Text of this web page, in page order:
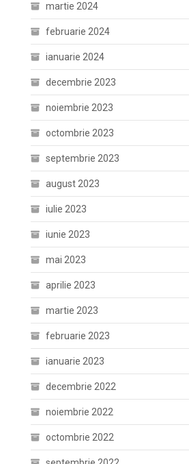
martie 2024
februarie 2024
ianuarie 2024
decembrie 2023
noiembrie 2023
octombrie 2023
septembrie 2023
august 2023
iulie 2023
iunie 2023
mai 2023
aprilie 2023
martie 2023
februarie 2023
ianuarie 2023
decembrie 2022
noiembrie 2022
octombrie 2022